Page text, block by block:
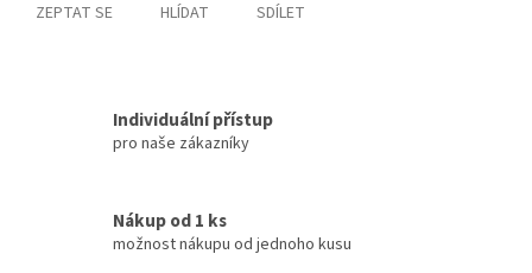
ZEPTAT SE HLÍDAT SDÍLET
Individuální přístup
pro naše zákazníky
Nákup od 1 ks
možnost nákupu od jednoho kusu